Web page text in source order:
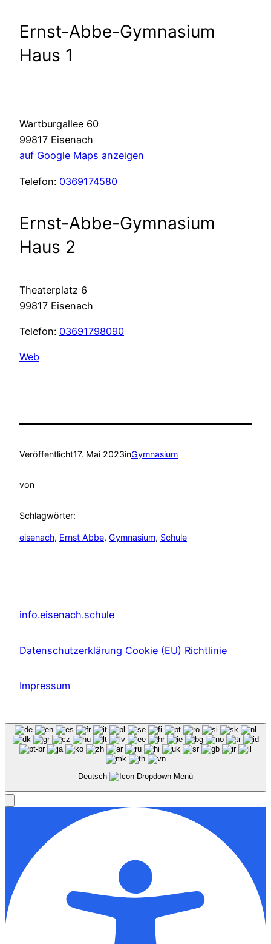
Ernst-Abbe-Gymnasium
Haus 1
Wartburgallee 60
99817 Eisenach
auf Google Maps anzeigen
Telefon: 0369174580
Ernst-Abbe-Gymnasium
Haus 2
Theaterplatz 6
99817 Eisenach
Telefon: 03691798090
Web
Veröffentlicht17. Mai 2023inGymnasium
von
Schlagwörter:
eisenach, Ernst Abbe, Gymnasium, Schule
info.eisenach.schule
Datenschutzerklärung Cookie (EU) Richtlinie
Impressum
Deutsch